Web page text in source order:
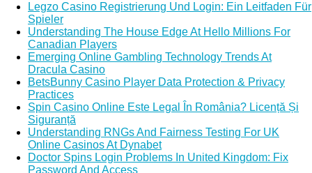
Legzo Casino Registrierung Und Login: Ein Leitfaden Für
Spieler
Understanding The House Edge At Hello Millions For
Canadian Players
Emerging Online Gambling Technology Trends At
Dracula Casino
BetsBunny Casino Player Data Protection & Privacy
Practices
Spin Casino Online Este Legal În România? Licență Și
Siguranță
Understanding RNGs And Fairness Testing For UK
Online Casinos At Dynabet
Doctor Spins Login Problems In United Kingdom: Fix
Password And Access